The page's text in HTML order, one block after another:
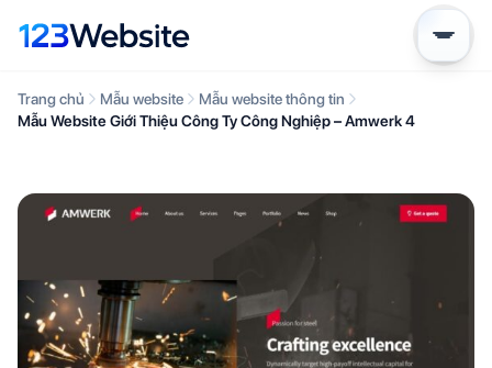
Trang chủ Mẫu website
Mẫu website thông tin
Mẫu Website Giới Thiệu Công Ty Công Nghiệp – Amwerk 4